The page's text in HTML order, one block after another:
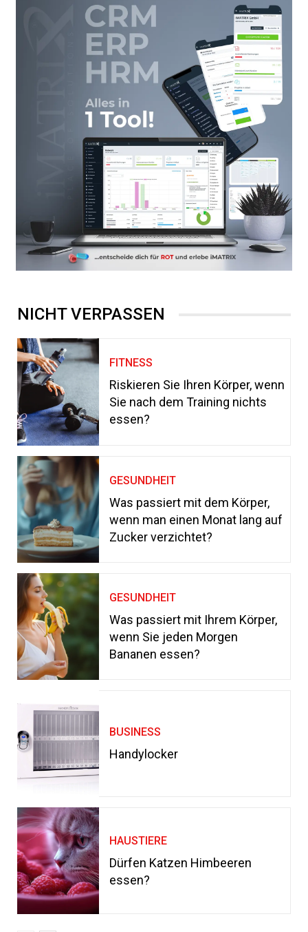
NICHT VERPASSEN
FITNESS
Riskieren Sie Ihren Körper, wenn
Sie nach dem Training nichts
essen?
GESUNDHEIT
Was passiert mit dem Körper,
wenn man einen Monat lang auf
Zucker verzichtet?
GESUNDHEIT
Was passiert mit Ihrem Körper,
wenn Sie jeden Morgen
Bananen essen?
BUSINESS
Handylocker
HAUSTIERE
Dürfen Katzen Himbeeren
essen?